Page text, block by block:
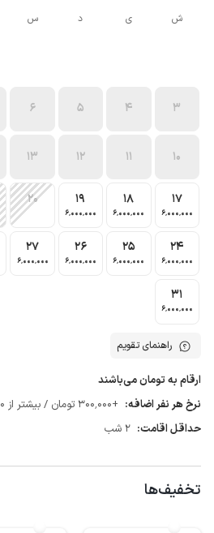
ش ی د س
3
4
5
6
10
11
12
13
17
6٬000٬000
18
6٬000٬000
19
6٬000٬000
20
24
6٬000٬000
25
6٬000٬000
26
6٬000٬000
27
6٬000٬000
31
6٬000٬000
راهنمای تقویم
ارقام به تومان می‌باشند
نرخ هر نفر اضافه: +300٬000 تومان / بیشتر از 10 نفر
حداقل اقامت: 2 شب
تخفیف‌ها